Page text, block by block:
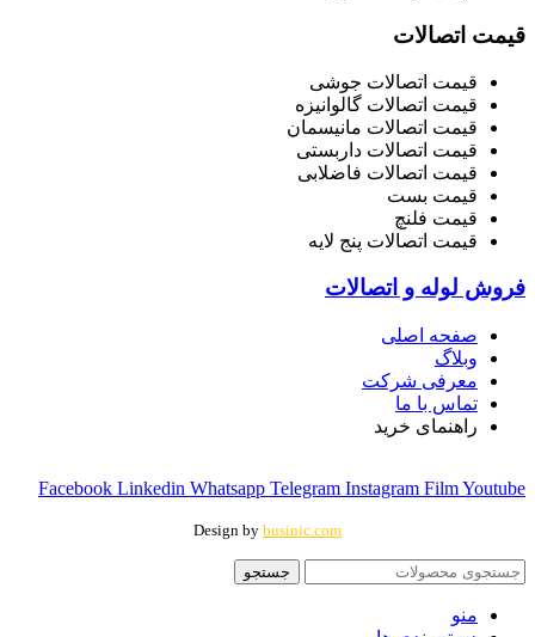
قیمت اتصالات
قیمت اتصالات جوشی
قیمت اتصالات گالوانیزه
قیمت اتصالات مانیسمان
قیمت اتصالات داربستی
قیمت اتصالات فاضلابی
قیمت بست
قیمت فلنچ
قیمت اتصالات پنج لایه
فروش لوله و اتصالات
صفحه اصلی
وبلاگ
معرفی شرکت
تماس با ما
راهنمای خرید
Facebook Linkedin Whatsapp Telegram Instagram FilmYoutube
Design by businic.com
جستجو
منو